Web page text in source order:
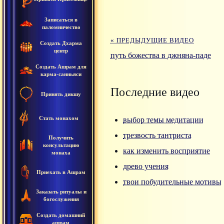
Записаться в
паломничество
Создать Дхарма
центр
Создать Ашрам для
карма-санньяси
Принять дикшу
Стать монахом
Получить
консультацию
монаха
Приехать в Ашрам
Заказать ритуалы и
богослужения
Создать домашний
ашрам
« ПРЕДЫДУЩИЕ ВИДЕО
путь божества в джняна-паде
Последние видео
выбор темы медитации
трезвость тантриста
как изменить восприятие
древо учения
твои побудительные мотивы